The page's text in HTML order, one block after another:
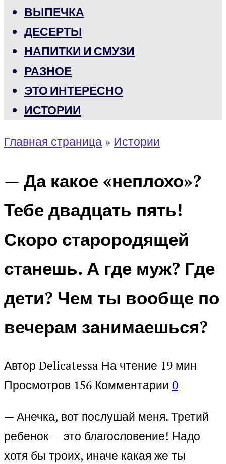
ВЫПЕЧКА
ДЕСЕРТЫ
НАПИТКИ И СМУЗИ
РАЗНОЕ
ЭТО ИНТЕРЕСНО
ИСТОРИИ
Главная страница » Истории
— Да какое «неплохо»?
Тебе двадцать пять!
Скоро старородящей
станешь. А где муж? Где
дети? Чем ты вообще по
вечерам занимаешься?
Автор Delicatessa На чтение 19 мин
Просмотров 156 Комментарии 0
— Анечка, вот послушай меня. Третий
ребенок — это благословение! Надо
хотя бы троих, иначе какая же ты